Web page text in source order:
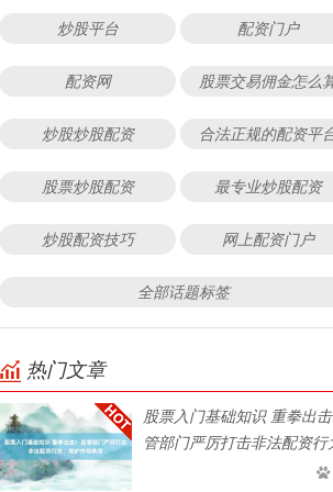
炒股平台 配资门户
配资网 股票交易佣金怎么
炒股炒股配资 合法正规的配资平
股票炒股配资 最专业炒股配资
炒股配资技巧 网上配资门户
全部话题标签
热门文章
股票入门基础知识 重拳出
管部门严厉打击非法配资行